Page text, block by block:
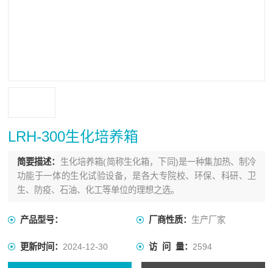
LRH-300生化培养箱
简要描述： 生化培养箱(简称生化箱，下同)是一种集加热、制冷
功能于一体的生化试验设备，是各大专院校、环保、科研、卫
生、防疫、石油、化工等单位的理想之选。
产品型号： 厂商性质： 生产厂家
更新时间：2024-12-30 访 问 量： 2594